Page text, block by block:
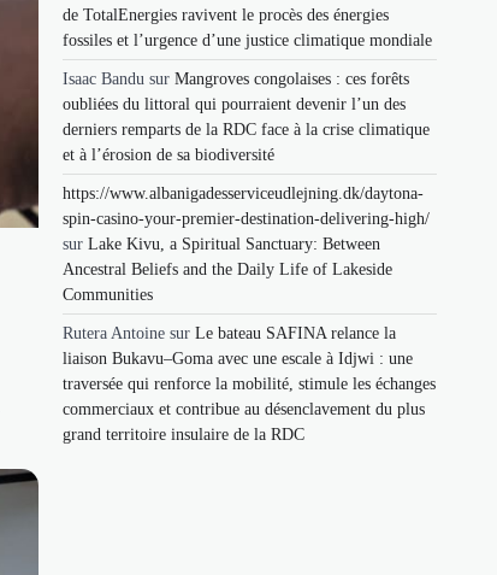
de TotalEnergies ravivent le procès des énergies
fossiles et l’urgence d’une justice climatique mondiale
Isaac Bandu sur Mangroves congolaises : ces forêts
oubliées du littoral qui pourraient devenir l’un des
derniers remparts de la RDC face à la crise climatique
et à l’érosion de sa biodiversité
https://www.albanigadesserviceudlejning.dk/daytona-
spin-casino-your-premier-destination-delivering-high/
sur Lake Kivu, a Spiritual Sanctuary: Between
Ancestral Beliefs and the Daily Life of Lakeside
Communities
Rutera Antoine sur Le bateau SAFINA relance la
liaison Bukavu–Goma avec une escale à Idjwi : une
traversée qui renforce la mobilité, stimule les échanges
commerciaux et contribue au désenclavement du plus
grand territoire insulaire de la RDC